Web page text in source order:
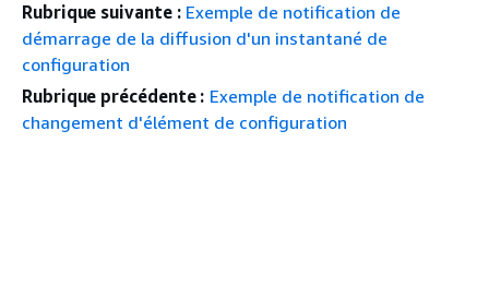
Rubrique suivante : Exemple de notification de
démarrage de la diffusion d'un instantané de
configuration
Rubrique précédente : Exemple de notification de
changement d'élément de configuration